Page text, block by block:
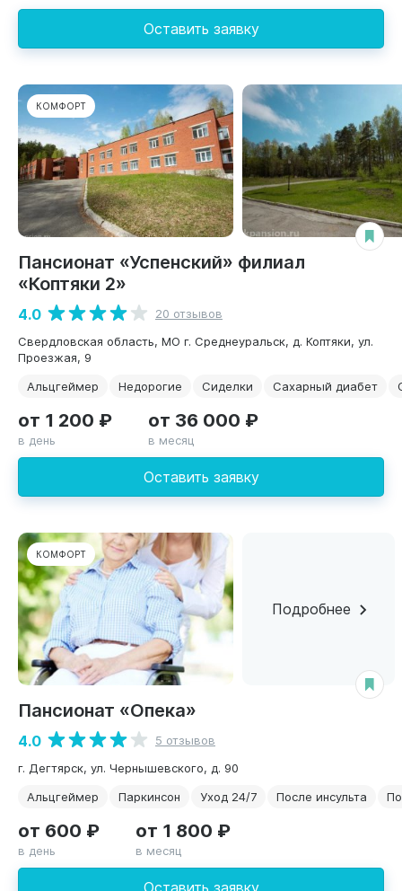
Оставить заявку
КОМФОРТ
Пансионат «Успенский» филиал
«Коптяки 2»
4.0
20 отзывов
Свердловская область, МО г. Среднеуральск, д. Коптяки, ул.
Проезжая, 9
Альцгеймер
Недорогие Сиделки Сахарный диабет
Оставить заявку
от 1 200 ₽
в день
от 36 000 ₽
в месяц
КОМФОРТ
Подробнее
Пансионат «Опека»
4.0
5 отзывов
г. Дегтярск, ул. Чернышевского, д. 90
Альцгеймер
Паркинсон Уход 24/7 После инсульта
Оставить заявку
от 600 ₽
в день
от 1 800 ₽
в месяц